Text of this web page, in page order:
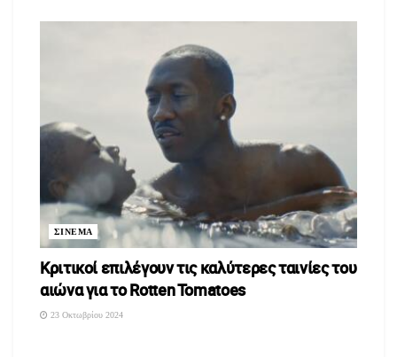
ΣΙΝΕΜΑ
Κριτικοί επιλέγουν τις καλύτερες ταινίες του
αιώνα για το Rotten Tomatoes
23 Οκτωβρίου 2024